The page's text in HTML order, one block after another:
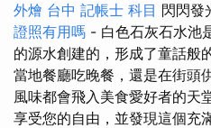
外燴 台中 記帳士 科目 閃閃發
證照有用嗎 - 白色石灰石水池
的源水創建的，形成了童話般
當地餐廳吃晚餐，還是在街頭
風味都會飛入美食愛好者的天
享受您的自由，並發現這個充